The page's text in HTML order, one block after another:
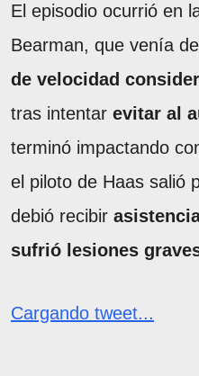
El episodio ocurrió en
Bearman, que venía
de velocidad
tras intentar evitar al
terminó impactando
el piloto de Haas salió
debió recibir
sufrió lesiones
Cargando tweet...